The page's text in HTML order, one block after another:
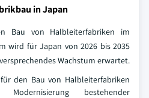
in Japan
Bau von Halbleiterfabriken im
wird für Japan von 2026 bis 2035
Wachstum erwartet.
den Bau von Halbleiterfabriken
bestehender